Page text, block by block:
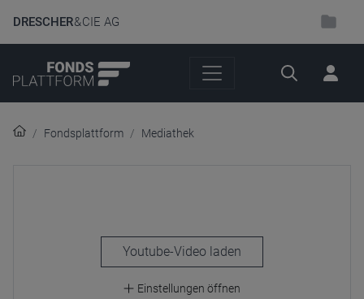
DRESCHER& CIE AG
Suche
Fondsplattform Mediathek
laden
Einstellungen öffnen